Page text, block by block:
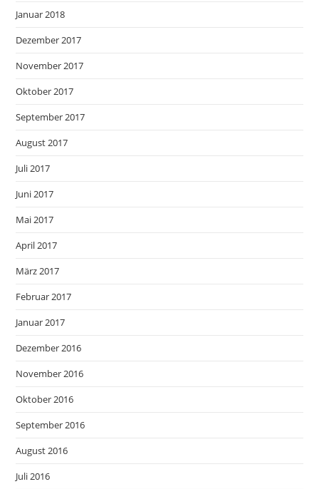
Januar 2018
Dezember 2017
November 2017
Oktober 2017
September 2017
August 2017
Juli 2017
Juni 2017
Mai 2017
April 2017
März 2017
Februar 2017
Januar 2017
Dezember 2016
November 2016
Oktober 2016
September 2016
August 2016
Juli 2016